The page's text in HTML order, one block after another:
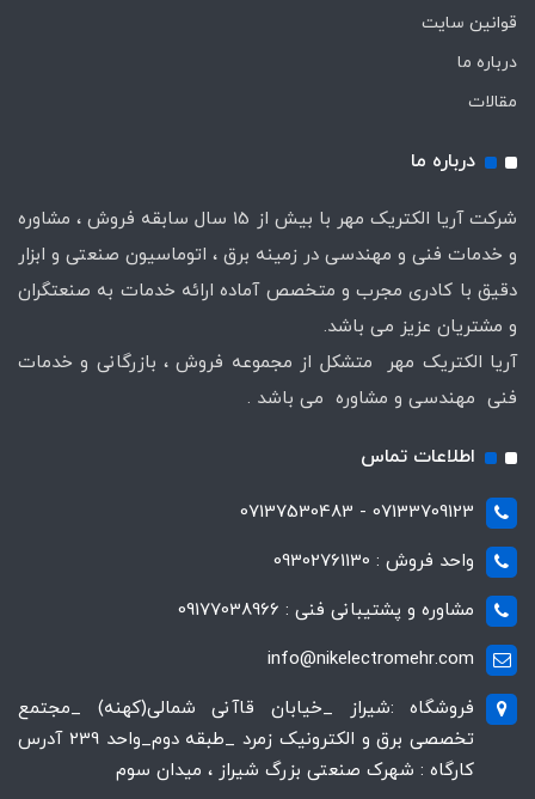
قوانین سایت
درباره ما
مقالات
درباره ما
شرکت آریا الکتریک مهر با بیش از 15 سال سابقه فروش ، مشاوره
و خدمات فنی و مهندسی در زمینه برق ، اتوماسیون صنعتی و ابزار
دقیق با کادری مجرب و متخصص آماده ارائه خدمات به صنعتگران
و مشتریان عزیز می باشد.
آریا الکتریک مهر متشکل از مجموعه فروش ، بازرگانی و خدمات
فنی مهندسی و مشاوره می باشد .
اطلاعات تماس
07133709123 - 07137530483
واحد فروش : 09302761130
مشاوره و پشتیبانی فنی : 09177038966
info@nikelectromehr.com
فروشگاه :شیراز _خیابان قاآنی شمالی(کهنه) _مجتمع
تخصصی برق و الکترونیک زمرد _طبقه دوم_واحد 239 آدرس
کارگاه : شهرک صنعتی بزرگ شیراز ، میدان سوم